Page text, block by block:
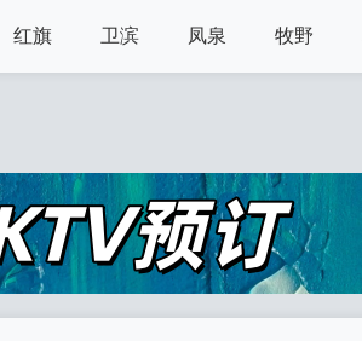
红旗 卫滨 凤泉 牧野